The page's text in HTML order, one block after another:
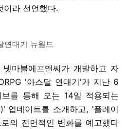
이라 선언했다.
연대기 뉴월드
마블에프앤씨가 개발하고 자
'아스달 연대기'가 지난 6
를 통해 오는 14일 적용되는
업데이트를 소개하고, '플레이
의 전면적인 변화를 예고했다